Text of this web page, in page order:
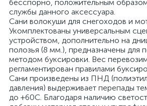
бесспорно, положительным
службы данного аксессуара.
Сани волокуши для снегоходов и
Укомплектованы универсальным
устройством, дополнительно на
полозья (8 мм.), предназначены для
методом буксировки. Вес
регламентирован правилами
Сани произведены из ПНД
давления) выдерживает перепады
до +60С. Благодаря наличию